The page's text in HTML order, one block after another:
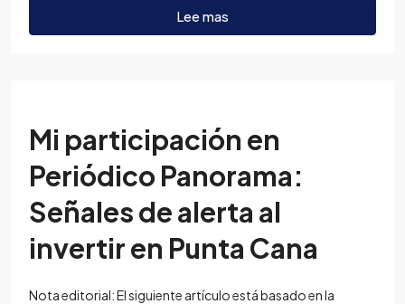
Lee mas
Mi participación en
Periódico Panorama:
Señales de alerta al
invertir en Punta Cana
Nota editorial: El siguiente artículo está basado en la